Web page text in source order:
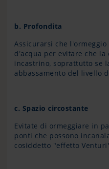
b. Profondita
Assicurarsi che
d'acqua per evitare che
incastrino, soprattutto se
abbassamento del livello
c. Spazio circostante
Evitate di ormeggiare in
ponti che possono
cosiddetto "effetto